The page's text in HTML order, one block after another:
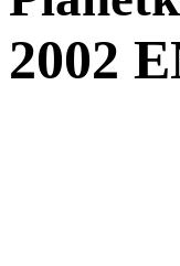
2002